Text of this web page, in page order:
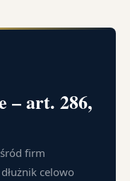
– art. 286,
firm
celowo